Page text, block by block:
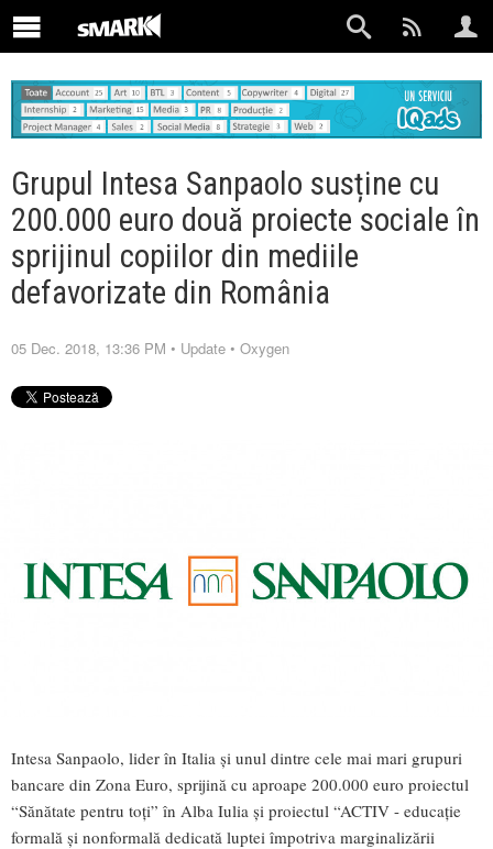
Grupul Intesa Sanpaolo susține cu
200.000 euro două proiecte sociale în
sprijinul copiilor din mediile
defavorizate din România
05 Dec. 2018, 13:36 PM • Update • Oxygen
Intesa Sanpaolo, lider în Italia și unul dintre cele mai mari grupuri
bancare din Zona Euro, sprijină cu aproape 200.000 euro proiectul
“Sănătate pentru toți” în Alba Iulia și proiectul “ACTIV - educație
formală și nonformală dedicată luptei împotriva marginalizării